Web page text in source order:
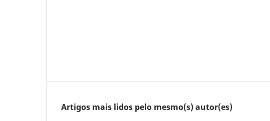
Artigos mais lidos pelo mesmo(s) autor(es)